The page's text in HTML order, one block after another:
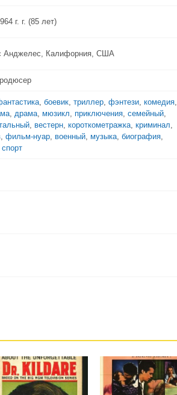
г. г. (85 лет)
Анджелес, Калифорния, США
, боевик, триллер, фэнтези, комедия,
, драма, мюзикл, приключения, семейный,
, вестерн, короткометражка, криминал,
, фильм-нуар, военный, музыка, биография,
спорт